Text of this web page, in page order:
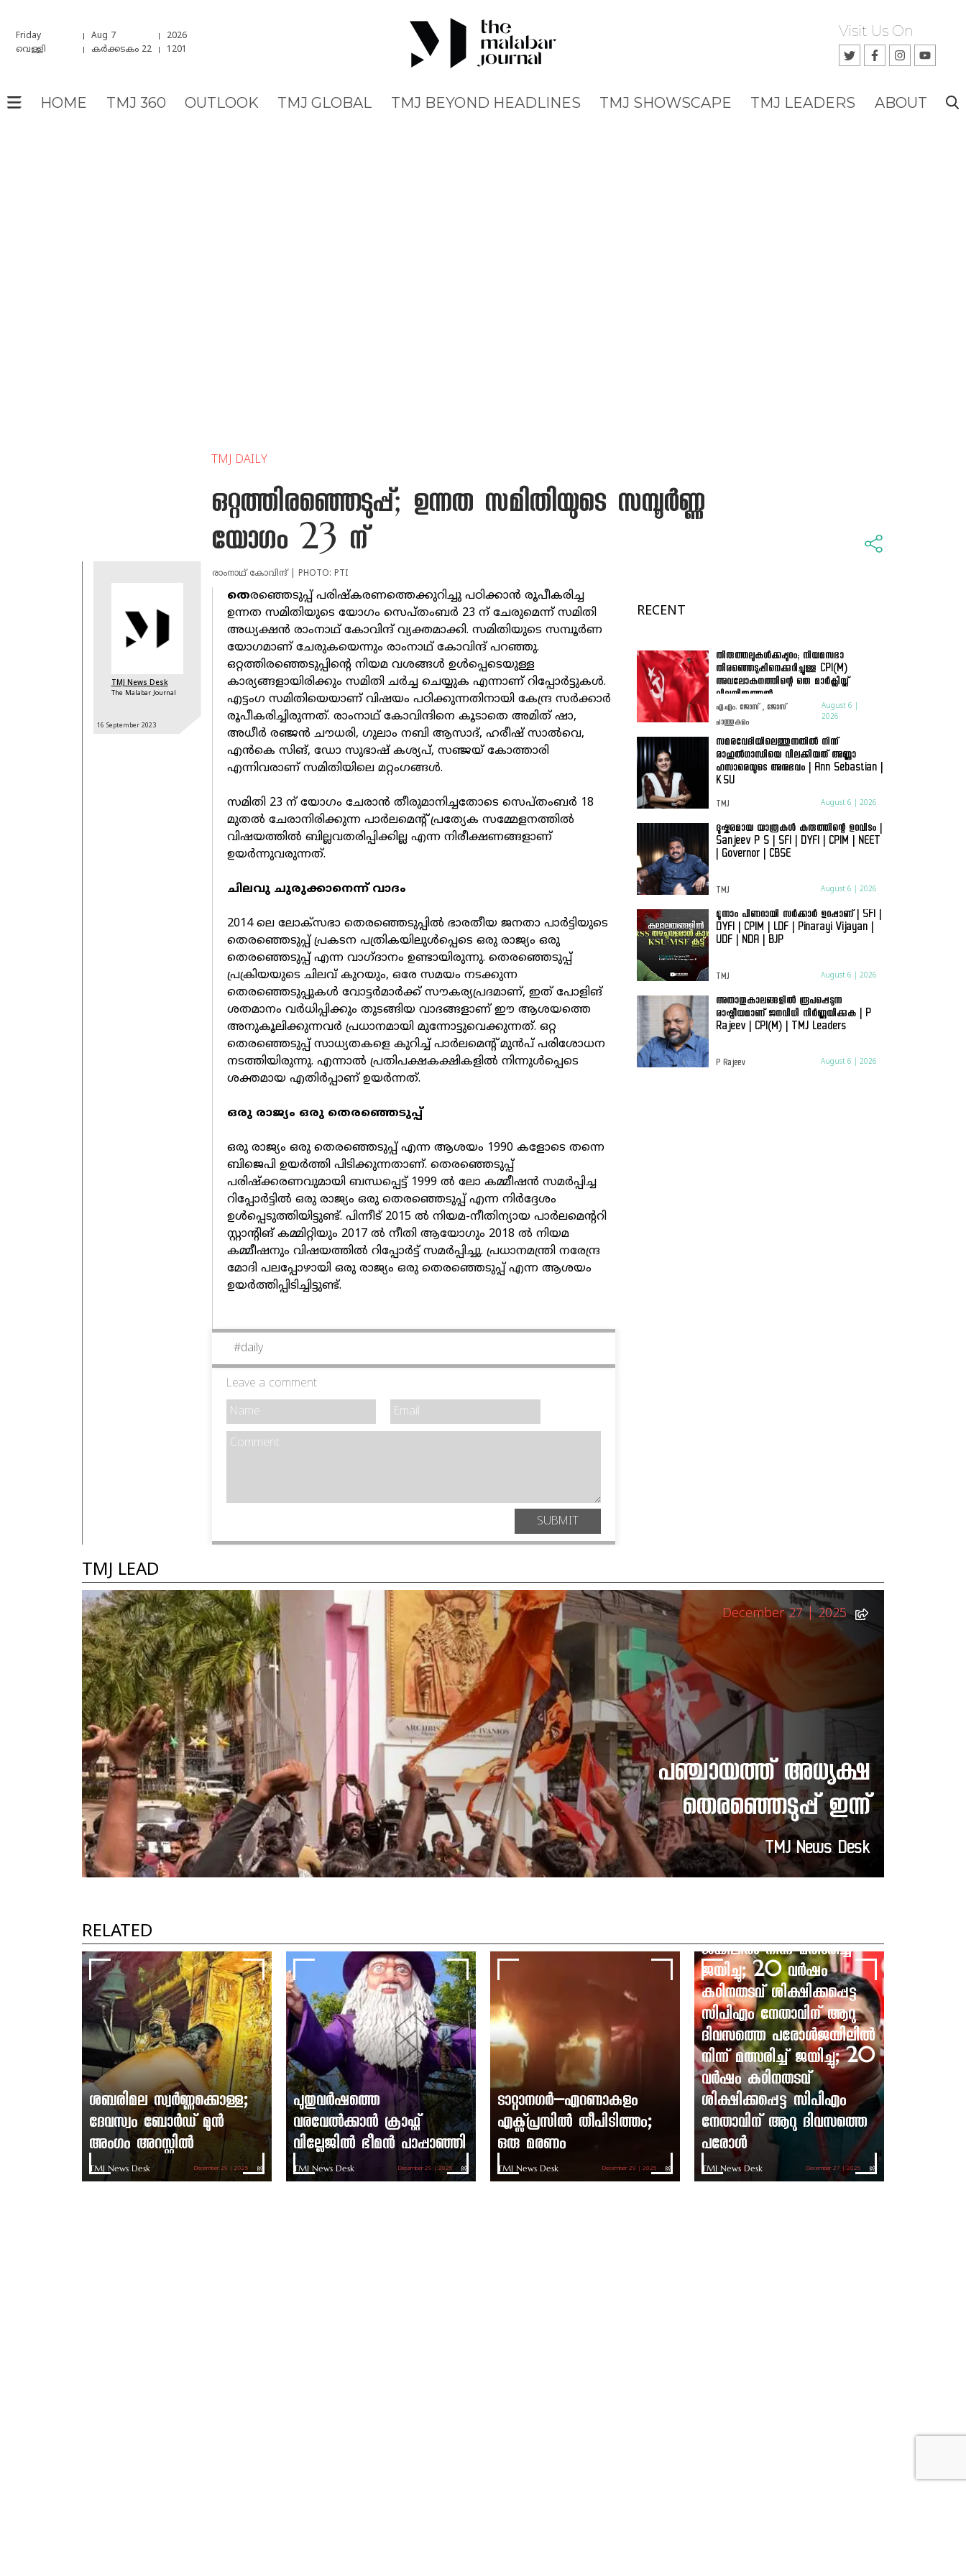
Friday Aug 7
2026
വെള്ളി
കർക്കടകം 22 1201
Visit Us On
HOME TMJ 360 OUTLOOK TMJ GLOBAL TMJ BEYOND HEADLINES TMJ SHOWSCAPE TMJ LEADERS ABOUT
TMJ DAILY
ഒറ്റത്തിരഞ്ഞെടുപ്പ്; ഉന്നത സമിതിയുടെ സമ്പൂര്‍ണ്ണ
യോഗം 23 ന്
TMJ News Desk
The Malabar Journal
16 September2023
രാംനാഥ് കോവിന്ദ് | PHOTO: PTI
തെരഞ്ഞെടുപ്പ് പരിഷ്‌കരണത്തെക്കുറിച്ചു പഠിക്കാന്‍ രൂപീകരിച്ച
ഉന്നത സമിതിയുടെ യോഗം സെപ്തംബര്‍ 23 ന് ചേരുമെന്ന് സമിതി
അധ്യക്ഷന്‍ രാംനാഥ് കോവിന്ദ് വ്യക്തമാക്കി. സമിതിയുടെ സമ്പൂര്‍ണ
യോഗമാണ് ചേരുകയെന്നും രാംനാഥ് കോവിന്ദ് പറഞ്ഞു.
ഒറ്റത്തിരഞ്ഞെടുപ്പിന്റെ നിയമ വശങ്ങള്‍ ഉള്‍പ്പെടെയുള്ള
കാര്യങ്ങളായിരിക്കും സമിതി ചര്‍ച്ച ചെയ്യുക എന്നാണ് റിപ്പോര്‍ട്ടുകള്‍.
എട്ടംഗ സമിതിയെയാണ് വിഷയം പഠിക്കുന്നതിനായി കേന്ദ്ര സര്‍ക്കാര്‍
രൂപീകരിച്ചിരുന്നത്. രാംനാഥ് കോവിന്ദിനെ കൂടാതെ അമിത് ഷാ,
അധീര്‍ രഞ്ജന്‍ ചൗധരി, ഗുലാം നബി ആസാദ്, ഹരീഷ് സാല്‍വെ,
എന്‍കെ സിങ്, ഡോ സുഭാഷ് കശ്യപ്, സഞ്ജയ് കോത്താരി
എന്നിവരാണ് സമിതിയിലെ മറ്റംഗങ്ങള്‍.
സമിതി 23 ന് യോഗം ചേരാന്‍ തീരുമാനിച്ചതോടെ സെപ്തംബര്‍ 18
മുതല്‍ ചേരാനിരിക്കുന്ന പാര്‍ലമെന്റ് പ്രത്യേക സമ്മേളനത്തില്‍
വിഷയത്തില്‍ ബില്ലവതരിപ്പിക്കില്ല എന്ന നിരീക്ഷണങ്ങളാണ്
ഉയര്‍ന്നുവരുന്നത്.
ചിലവു ചുരുക്കാനെന്ന് വാദം
2014 ലെ ലോക്സഭാ തെരഞ്ഞെടുപ്പില്‍ ഭാരതീയ ജനതാ പാര്‍ട്ടിയുടെ
തെരഞ്ഞെടുപ്പ് പ്രകടന പത്രികയിലുള്‍പ്പെടെ ഒരു രാജ്യം ഒരു
തെരഞ്ഞെടുപ്പ് എന്ന വാഗ്ദാനം ഉണ്ടായിരുന്നു. തെരഞ്ഞെടുപ്പ്
പ്രക്രിയയുടെ ചിലവ് കുറയും, ഒരേ സമയം നടക്കുന്ന
തെരഞ്ഞെടുപ്പുകള്‍ വോട്ടര്‍മാര്‍ക്ക് സൗകര്യപ്രദമാണ്, ഇത് പോളിങ്
ശതമാനം വര്‍ധിപ്പിക്കും തുടങ്ങിയ വാദങ്ങളാണ് ഈ ആശയത്തെ
അനുകൂലിക്കുന്നവര്‍ പ്രധാനമായി മുന്നോട്ടുവെക്കുന്നത്. ഒറ്റ
തെരഞ്ഞെടുപ്പ് സാധ്യതകളെ കുറിച്ച് പാര്‍ലമെന്റ് മുന്‍പ് പരിശോധന
നടത്തിയിരുന്നു. എന്നാല്‍ പ്രതിപക്ഷകക്ഷികളില്‍ നിന്നുള്‍പ്പെടെ
ശക്തമായ എതിര്‍പ്പാണ് ഉയര്‍ന്നത്.
ഒരു രാജ്യം ഒരു തെരഞ്ഞെടുപ്പ്
ഒരു രാജ്യം ഒരു തെരഞ്ഞെടുപ്പ് എന്ന ആശയം 1990 കളോടെ തന്നെ
ബിജെപി ഉയര്‍ത്തി പിടിക്കുന്നതാണ്. തെരഞ്ഞെടുപ്പ്
പരിഷ്‌ക്കരണവുമായി ബന്ധപ്പെട്ട് 1999 ല്‍ ലോ കമ്മീഷന്‍ സമര്‍പ്പിച്ച
റിപ്പോര്‍ട്ടില്‍ ഒരു രാജ്യം ഒരു തെരഞ്ഞെടുപ്പ് എന്ന നിര്‍ദ്ദേശം
ഉള്‍പ്പെടുത്തിയിട്ടുണ്ട്. പിന്നീട് 2015 ല്‍ നിയമ-നീതിന്യായ പാര്‍ലമെന്ററി
സ്റ്റാന്റിങ് കമ്മിറ്റിയും 2017 ല്‍ നീതി ആയോഗും 2018 ല്‍ നിയമ
കമ്മീഷനും വിഷയത്തില്‍ റിപ്പോര്‍ട്ട് സമര്‍പ്പിച്ചു. പ്രധാനമന്ത്രി നരേന്ദ്ര
മോദി പലപ്പോഴായി ഒരു രാജ്യം ഒരു തെരഞ്ഞെടുപ്പ് എന്ന ആശയം
ഉയര്‍ത്തിപ്പിടിച്ചിട്ടുണ്ട്.
RECENT
തിരുത്തലുകൾക്കപ്പുറം; നിയമസഭാ
തിരഞ്ഞെടുപ്പിനെക്കുറിച്ചുള്ള CPI(M)
അവലോകനത്തിന്റെ ഒരു മാർക്സിസ്റ്റ്
വിലയിരുത്തൽ
എ.എം. ജോസ് , ജോസ്
ചാത്തുകുളം
August 6 |
2026
സമരവേദിയിലെത്തുന്നതിൽ നിന്ന്
രാഹുൽഗാന്ധിയെ വിലക്കിയത് അണ്ണാ
ഹസാരെയുടെ അനുഭവം | Ann Sebastian |
KSU
TMJ August 6 | 2026
ദുഷ്കരമായ യാത്രകൾ കരുത്തിന്റെ ഉറവിടം |
Sanjeev P S | SFI | DYFI | CPIM | NEET
| Governor | CBSE
TMJ August 6 | 2026
മൂന്നാം പിണറായി സർക്കാർ ഉറപ്പാണ് | SFI |
DYFI | CPIM | LDF | Pinarayi Vijayan |
UDF | NDA | BJP
TMJ August 6 | 2026
അതാതുകാലങ്ങളിൽ രൂപപ്പെടുന്ന
രാഷ്ട്രീയമാണ് ജനവിധി നിർണ്ണയിക്കുക | P
Rajeev | CPI(M) | TMJ Leaders
P Rajeev August 6 | 2026
#daily
Leave a comment
SUBMIT
TMJ LEAD
December 27 | 2025
പഞ്ചായത്ത് അധ്യക്ഷ
തെരഞ്ഞെടുപ്പ് ഇന്ന്
TMJ News Desk
RELATED
ശബരിമല സ്വർണ്ണക്കൊള്ള;
ദേവസ്വം ബോർഡ് മുൻ
അംഗം അറസ്റ്റിൽ
TMJ News Desk December 29 | 2025
പുതുവർഷത്തെ
വരവേൽക്കാൻ ക്രാഫ്റ്റ്
വില്ലേജിൽ ഭീമൻ പാപ്പാഞ്ഞി
TMJ News Desk December 29 | 2025
ടാറ്റാനഗർ–എറണാകുളം
എക്സ്പ്രസിൽ തീപിടിത്തം;
ഒരു മരണം
TMJ News Desk December 29 | 2025
ജയിലിൽ നിന്ന് മത്സരിച്ച്
ജയിച്ചു; 20 വർഷം
കഠിനതടവ് ശിക്ഷിക്കപ്പെട്ട
സിപിഎം നേതാവിന് ആറു
ദിവസത്തെ പരോൾജയിലിൽ
നിന്ന് മത്സരിച്ച് ജയിച്ചു; 20
വർഷം കഠിനതടവ്
ശിക്ഷിക്കപ്പെട്ട സിപിഎം
നേതാവിന് ആറു ദിവസത്തെ
പരോൾ
TMJ News Desk December 27 | 2025